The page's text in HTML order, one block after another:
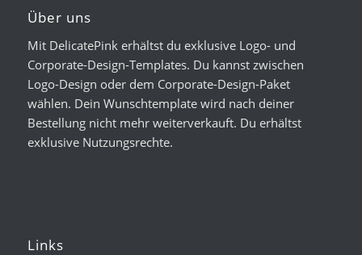
Über uns
Mit DelicatePink erhältst du exklusive Logo- und
Corporate-Design-Templates. Du kannst zwischen
Logo-Design oder dem Corporate-Design-Paket
wählen. Dein Wunschtemplate wird nach deiner
Bestellung nicht mehr weiterverkauft. Du erhältst
exklusive Nutzungsrechte.
Links